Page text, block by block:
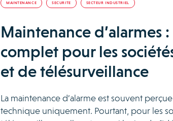
MAINTENANCE SECURITE SECTEUR INDUSTRIEL
Maintenance d’alarmes
complet pour les
et de télésurveillance
La maintenance d’alarme est souvent
technique uniquement. Pourtant, pour les